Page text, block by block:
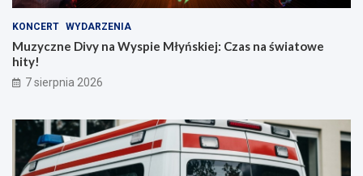
KONCERT WYDARZENIA
Muzyczne Divy na Wyspie Młyńskiej: Czas na światowe
hity!
7 sierpnia 2026